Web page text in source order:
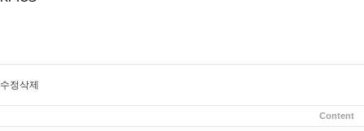
수정삭제
Content